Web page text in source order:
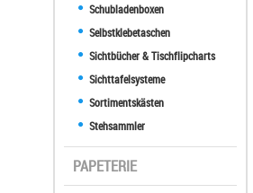
Schubladenboxen
Selbstklebetaschen
Sichtbücher & Tischflipcharts
Sichttafelsysteme
Sortimentskästen
Stehsammler
PAPETERIE